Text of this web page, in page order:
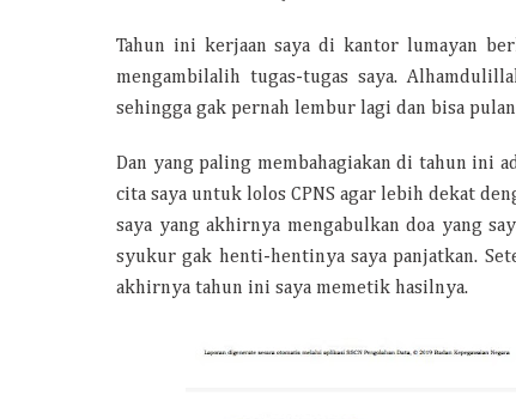
Tahun ini kerjaan saya di kantor lumayan
mengambilalih tugas-tugas saya.
sehingga gak pernah lembur lagi dan bisa
Dan yang paling membahagiakan di tahun ini
cita saya untuk lolos CPNS agar lebih dekat
saya yang akhirnya mengabulkan doa yang
syukur gak henti-hentinya saya panjatkan.
akhirnya tahun ini saya memetik hasilnya.